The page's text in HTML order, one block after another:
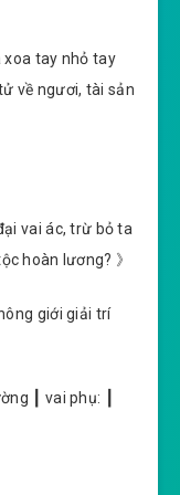
xoa tay nhỏ tay
về ngươi, tài sản
vai ác, trừ bỏ ta
hoàn lương? 》
giới giải trí
┃ vai phụ: ┃